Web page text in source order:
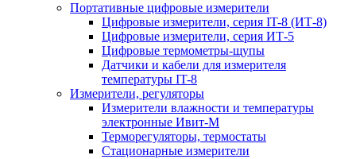
Портативные цифровые измерители
Цифровые измерители, серия IT-8 (ИТ-8)
Цифровые измерители, серия ИТ-5
Цифровые термометры-щупы
Датчики и кабели для измерителя
температуры IT-8
Измерители, регуляторы
Измерители влажности и температуры
электронные Ивит-М
Терморегуляторы, термостаты
Стационарные измерители